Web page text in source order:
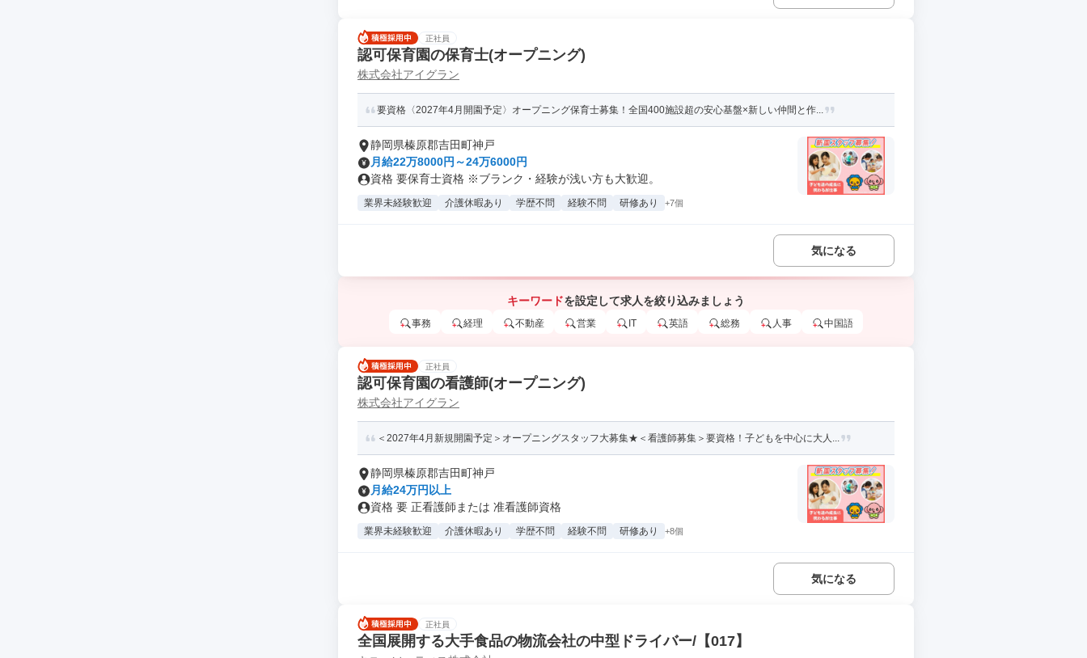
正社員
認可保育園の保育士(オープニング)
株式会社アイグラン
要資格〈2027年4月開園予定〉オープニング保育士募集！全国400施設超の安心基盤×新しい仲間と作...
静岡県榛原郡吉田町神戸
月給22万8000円～24万6000円
資格 要保育士資格 ※ブランク・経験が浅い方も大歓迎。
業界未経験歓迎 介護休暇あり 学歴不問 経験不問 研修あり +7個
気になる
キーワードを設定して求人を絞り込みましょう
事務 経理 不動産 営業 IT 英語 総務 人事 中国語
正社員
認可保育園の看護師(オープニング)
株式会社アイグラン
＜2027年4月新規開園予定＞オープニングスタッフ大募集★＜看護師募集＞要資格！子どもを中心に大人...
静岡県榛原郡吉田町神戸
月給24万円以上
資格 要 正看護師または 准看護師資格
業界未経験歓迎 介護休暇あり 学歴不問 経験不問 研修あり +8個
気になる
正社員
全国展開する大手食品の物流会社の中型ドライバー/【017】